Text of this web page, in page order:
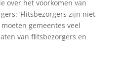
over het voorkomen van
‘Flitsbezorgers zijn niet
gemeentes veel
van flitsbezorgers en